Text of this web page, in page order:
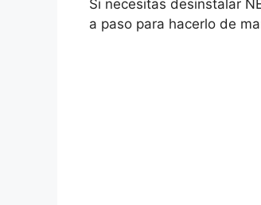
Si necesitas desinstalar
a paso para hacerlo de